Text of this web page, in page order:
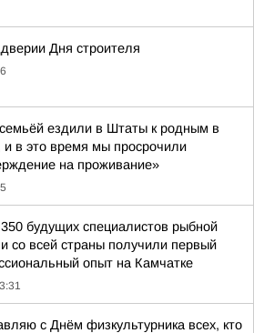
Дня строителя
ездили в Штаты к родным в
и в это время мы просрочили
на проживание»
будущих специалистов рыбной
со всей страны получили первый
опыт на Камчатке
с Днём физкультурника всех, кто